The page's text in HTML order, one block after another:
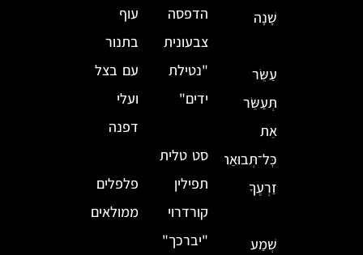
שָׁנָה
עַשֵּׂר
תְּעַשֵּׂר
אֵת
כׇּל־תְּבוּאַת
זַרְעֶךָ
שְׁמַע
הדפסה
צבעונית
"נטילת
ידים"
סט טלית
תפילין
קורדרוי
"יברכך"
עוף
בתנור
עם בצל
ועלי
דפנה
פלפלים
ממולאים